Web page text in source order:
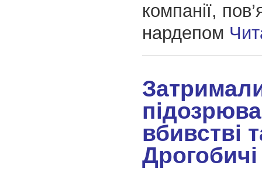
компанії,
нардепом
вбивстві
Дрогобичі